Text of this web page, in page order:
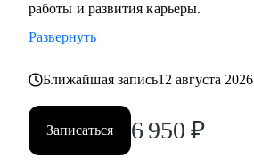
работы и развития карьеры.
Развернуть
Ближайшая запись12 августа 2026
Записаться 6 950 ₽